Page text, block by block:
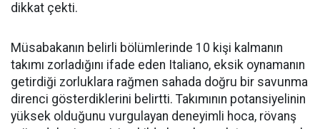
dikkat çekti.
Müsabakanın belirli bölümlerinde 10 kişi kalmanın
takımı zorladığını ifade eden Italiano, eksik oynamanın
getirdiği zorluklara rağmen sahada doğru bir savunma
direnci gösterdiklerini belirtti. Takımının potansiyelinin
yüksek olduğunu vurgulayan deneyimli hoca, rövanş